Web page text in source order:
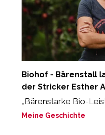
Biohof - Bärenstall
der Stricker Esther
„Bärenstarke Bio-
Meine Geschichte